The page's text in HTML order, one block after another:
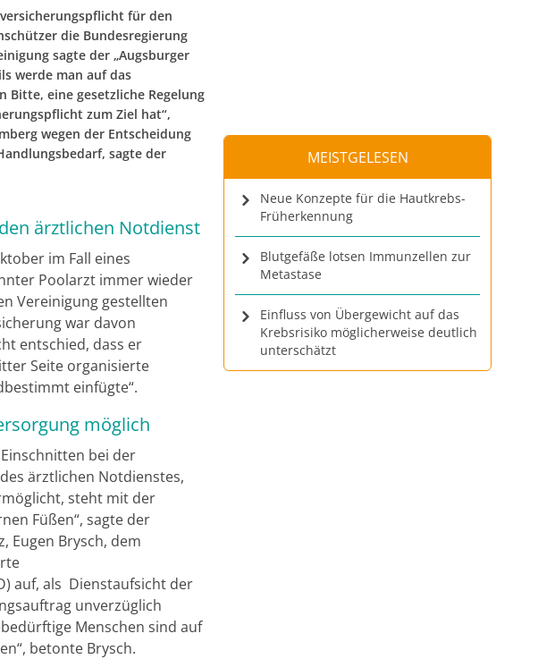
für den
die Bundesregierung
sagte der „Augsburger
werde man auf das
Bitte, eine gesetzliche Regelung
zum Ziel hat“,
wegen der Entscheidung
sagte der
ärztlichen Notdienst
im Fall eines
Poolarzt immer wieder
Vereinigung gestellten
war davon
entschied, dass er
Seite organisierte
einfügte“.
möglich
bei der
ärztlichen Notdienstes,
steht mit der
Füßen“, sagte der
Eugen Brysch, dem
auf, als Dienstaufsicht der
unverzüglich
Menschen sind auf
betonte Brysch.
MEISTGELESEN
Neue Konzepte für die Hautkrebs-
Früherkennung
Blutgefäße lotsen Immunzellen zur
Metastase
Einfluss von Übergewicht auf das
Krebsrisiko möglicherweise deutlich
unterschätzt